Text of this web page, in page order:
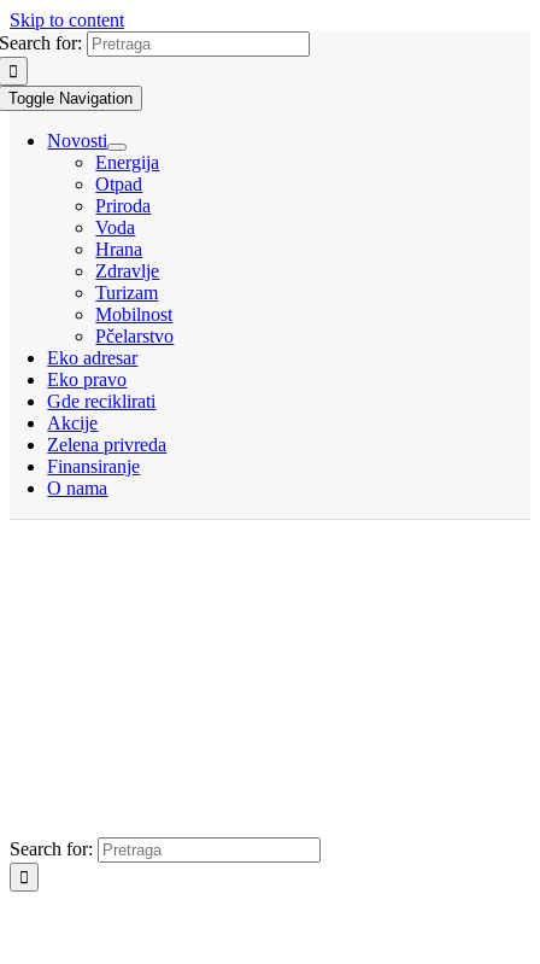
Skip to content
Search for:
Toggle Navigation
Novosti
Energija
Otpad
Priroda
Voda
Hrana
Zdravlje
Turizam
Mobilnost
Pčelarstvo
Eko adresar
Eko pravo
Gde reciklirati
Akcije
Zelena privreda
Finansiranje
O nama
Search for: